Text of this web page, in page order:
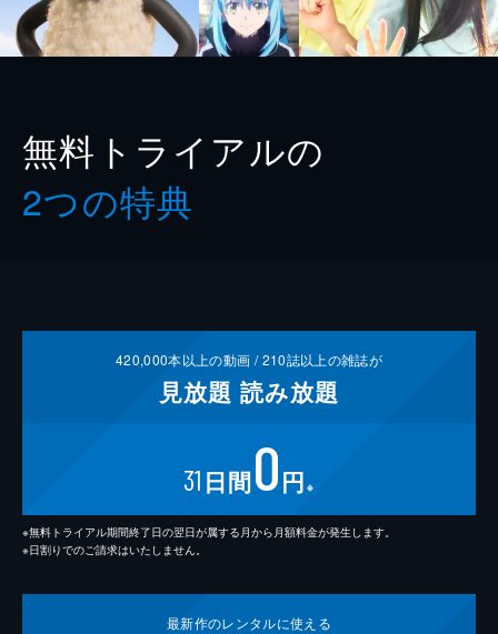
無料トライアルの
2つの特典
420,000本以上の動画 /210誌以上の雑誌が
見放題 読み放題
31 日間0円 ※
※無料トライアル期間終了日の翌日が属する月から月額料金が発生します。
※日割りでのご請求はいたしません。
最新作のレンタルに使える